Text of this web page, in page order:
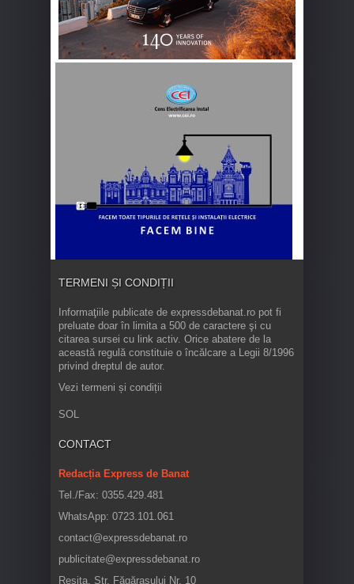
TERMENI ȘI CONDIȚII
Informaţiile publicate de expressdebanat.ro pot fi
preluate doar în limita a 500 de caractere şi cu
citarea sursei cu link activ. Orice abatere de la
această regulă constituie o încălcare a Legii 8/1996
privind dreptul de autor.
Vezi termeni și condiții
SOL
CONTACT
Redacția Express de Banat
Tel./Fax: 0355.429.481
WhatsApp: 0723.101.061
contact@expressdebanat.ro
publicitate@expressdebanat.ro
Reșița, Str. Făgărașului Nr. 10